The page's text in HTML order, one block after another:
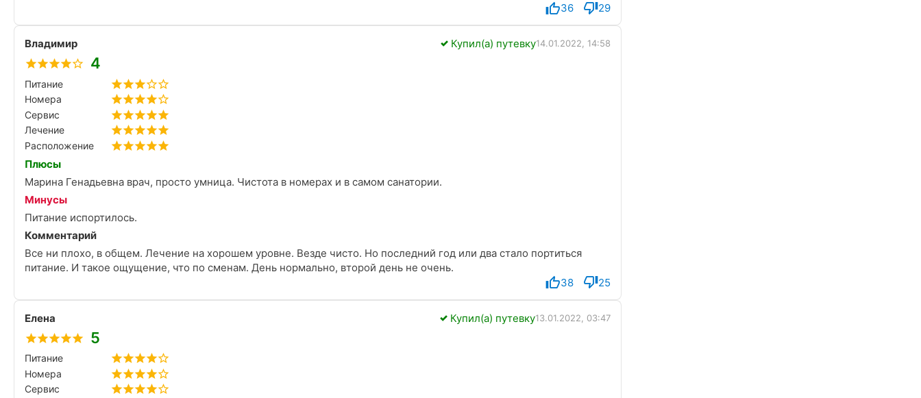
36
29
Владимир Купил(а) путевку14.01.2022, 14:58
4
Питание
Номера
Сервис
Лечение
Расположение
Плюсы
Марина Генадьевна врач, просто умница. Чистота в номерах и в самом санатории.
Минусы
Питание испортилось.
Комментарий
Все ни плохо, в общем. Лечение на хорошем уровне. Везде чисто. Но последний год или два стало портиться
питание. И такое ощущение, что по сменам. День нормально, второй день не очень.
38
25
Елена Купил(а) путевку13.01.2022, 03:47
5
Питание
Номера
Сервис